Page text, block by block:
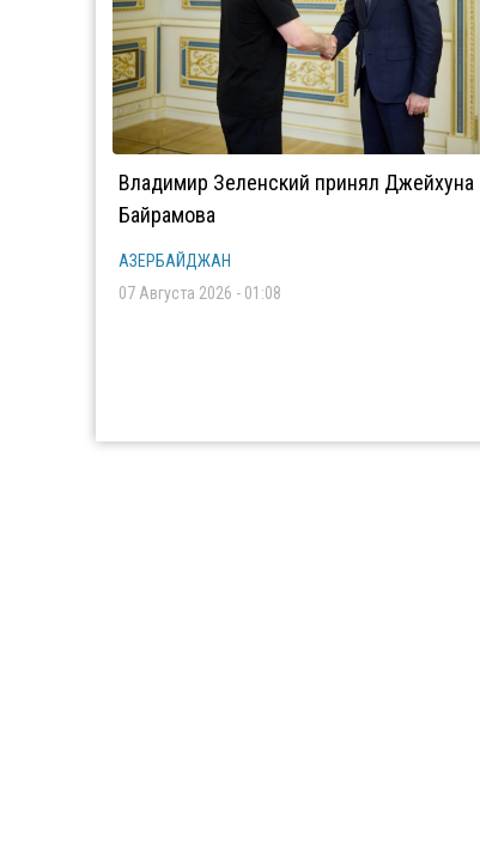
Владимир Зеленский принял Джейхуна
Байрамова
АЗЕРБАЙДЖАН
07 Августа 2026 - 01:08